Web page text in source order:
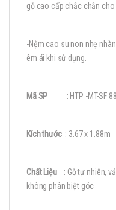
gỗ cao cấp chắc chắn cho
-Nệm cao su non nhẹ
êm ái khi sử dụng.
Mã SP : HTP -MT-SF
Kích thước: 3.67 x 1.88m
Chất Liệu: Gỗ tự nhiên,
không phân biệt góc